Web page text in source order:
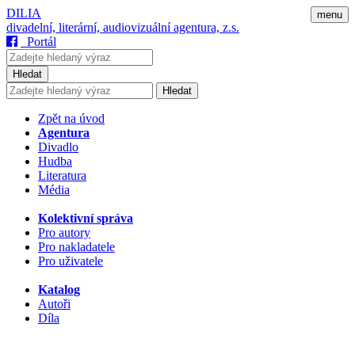
menu
DILIA
divadelní, literární, audiovizuální agentura, z.s.
Portál
Hledat
Hledat
Zpět na úvod
Agentura
Divadlo
Hudba
Literatura
Média
Kolektivní správa
Pro autory
Pro nakladatele
Pro uživatele
Katalog
Autoři
Díla